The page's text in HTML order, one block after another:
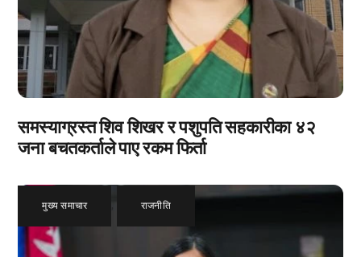
समस्याग्रस्त शिव शिखर र पशुपति सहकारीका ४२
जना बचतकर्ताले पाए रकम फिर्ता
मुख्य समाचार राजनीति